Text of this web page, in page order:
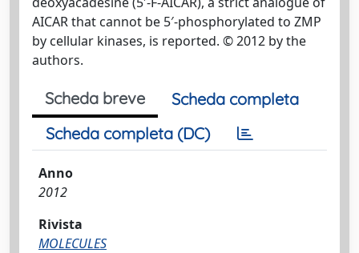
AICAR that cannot be 5′-phosphorylated to ZMP
by cellular kinases, is reported. © 2012 by the
authors.
Scheda breve
Scheda completa
Scheda completa (DC)
Anno
2012
Rivista
MOLECULES